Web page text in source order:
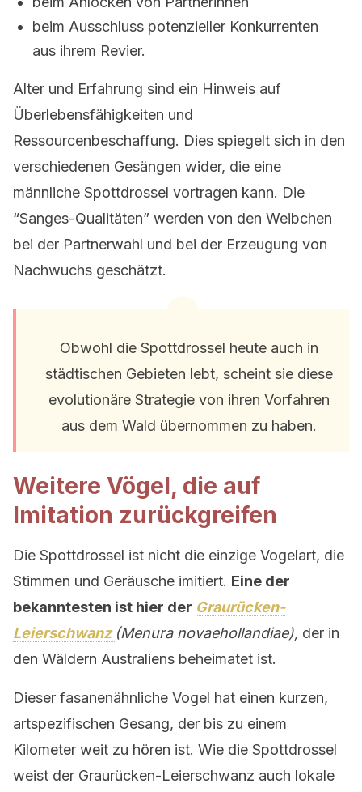
beim Ausschluss potenzieller Konkurrenten
aus ihrem Revier.
Alter und Erfahrung sind ein Hinweis auf
Überlebensfähigkeiten und
Ressourcenbeschaffung. Dies spiegelt sich in den
verschiedenen Gesängen wider, die eine
männliche Spottdrossel vortragen kann. Die
“Sanges-Qualitäten” werden von den Weibchen
bei der Partnerwahl und bei der Erzeugung von
Nachwuchs geschätzt.
Obwohl die Spottdrossel heute auch in
städtischen Gebieten lebt, scheint sie diese
evolutionäre Strategie von ihren Vorfahren
aus dem Wald übernommen zu haben.
Weitere Vögel, die auf
Imitation zurückgreifen
Die Spottdrossel ist nicht die einzige Vogelart, die
Stimmen und Geräusche imitiert. Eine der
bekanntesten ist hier der Graurücken-
Leierschwanz (Menura novaehollandiae), der in
den Wäldern Australiens beheimatet ist.
Dieser fasanenähnliche Vogel hat einen kurzen,
artspezifischen Gesang, der bis zu einem
Kilometer weit zu hören ist. Wie die Spottdrossel
weist der Graurücken-Leierschwanz auch lokale